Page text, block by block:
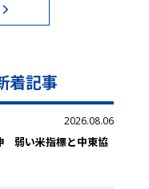
着記事
2026.08.06
弱い米指標と中東協